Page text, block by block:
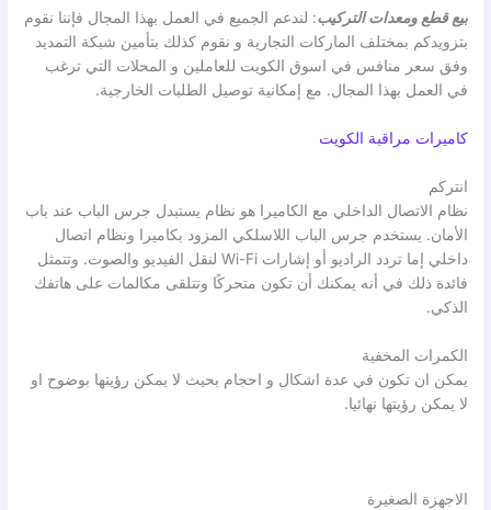
بيع قطع ومعدات التركيب: لندعم الجميع في العمل بهذا المجال فإننا نقوم
بتزويدكم بمختلف الماركات التجارية و نقوم كذلك بتأمين شبكة التمديد
وفق سعر منافس في اسوق الكويت للعاملين و المحلات التي ترغب
في العمل بهذا المجال. مع إمكانية توصيل الطلبات الخارجية.
كاميرات مراقبة الكويت
انتركم
نظام الاتصال الداخلي مع الكاميرا هو نظام يستبدل جرس الباب عند باب
الأمان. يستخدم جرس الباب اللاسلكي المزود بكاميرا ونظام اتصال
داخلي إما تردد الراديو أو إشارات Wi-Fi لنقل الفيديو والصوت. وتتمثل
فائدة ذلك في أنه يمكنك أن تكون متحركًا وتتلقى مكالمات على هاتفك
الذكي.
الكمرات المخفية
يمكن ان تكون في عدة اشكال و احجام بحيث لا يمكن رؤيتها بوضوح او
لا يمكن رؤيتها نهائيا.
الاجهزة الصغيرة